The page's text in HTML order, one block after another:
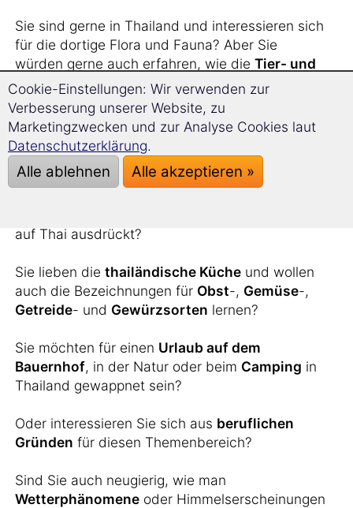
Sie sind gerne in Thailand und interessieren sich
für die dortige Flora und Fauna? Aber Sie
würden gerne auch erfahren, wie die Tier- und
Pflanzenartenauf Thai heißen?
Sie sehen sich gernNaturfilme im Original an
und benötigen hierfür einen größeren
Wortschatz?
auf Thai ausdrückt?
Sie lieben die thailändische Küche und wollen
auch die Bezeichnungen für Obst-, Gemüse-,
Getreide- und Gewürzsorten lernen?
Sie möchten für einen Urlaub auf dem
Bauernhof, in der Natur oder beim Camping in
Thailand gewappnet sein?
Oder interessieren Sie sich aus beruflichen
Gründen für diesen Themenbereich?
Sind Sie auch neugierig, wie man
Wetterphänomene oder Himmelserscheinungen
Cookie-Einstellungen: Wir verwenden zur
Verbesserung unserer Website, zu
Marketingzwecken und zur Analyse Cookies laut
Datenschutzerklärung.
Alle ablehnen Alle akzeptieren »